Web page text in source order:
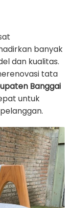
banyak
dan kualitas.
tata
Banggai
untuk